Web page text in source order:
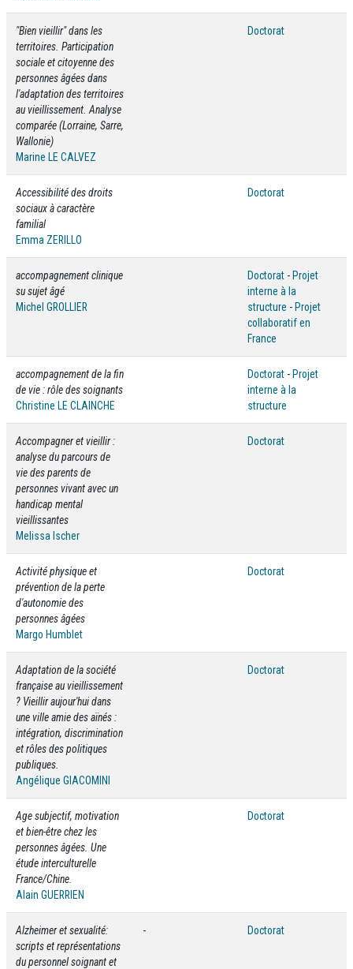
"Bien vieillir" dans les
territoires. Participation
sociale et citoyenne des
personnes âgées dans
l'adaptation des territoires
au vieillissement. Analyse
comparée (Lorraine, Sarre,
Wallonie)
Marine LE CALVEZ
Doctorat
Accessibilité des droits
sociaux à caractère
familial
Emma ZERILLO
Doctorat
accompagnement clinique
su sujet âgé
Michel GROLLIER
Doctorat - Projet
interne à la
structure - Projet
collaboratif en
France
accompagnement de la fin
de vie : rôle des soignants
Christine LE CLAINCHE
Doctorat - Projet
interne à la
structure
Accompagner et vieillir :
analyse du parcours de
vie des parents de
personnes vivant avec un
handicap mental
vieillissantes
Melissa Ischer
Doctorat
Activité physique et
prévention de la perte
d'autonomie des
personnes âgées
Margo Humblet
Doctorat
Adaptation de la société
française au vieillissement
? Vieillir aujour'hui dans
une ville amie des aïnés :
intégration, discrimination
et rôles des politiques
publiques.
Angélique GIACOMINI
Doctorat
Age subjectif, motivation
et bien-être chez les
personnes âgées. Une
étude interculturelle
France/Chine.
Alain GUERRIEN
Doctorat
Alzheimer et sexualité:
scripts et représentations
du personnel soignant et
- Doctorat